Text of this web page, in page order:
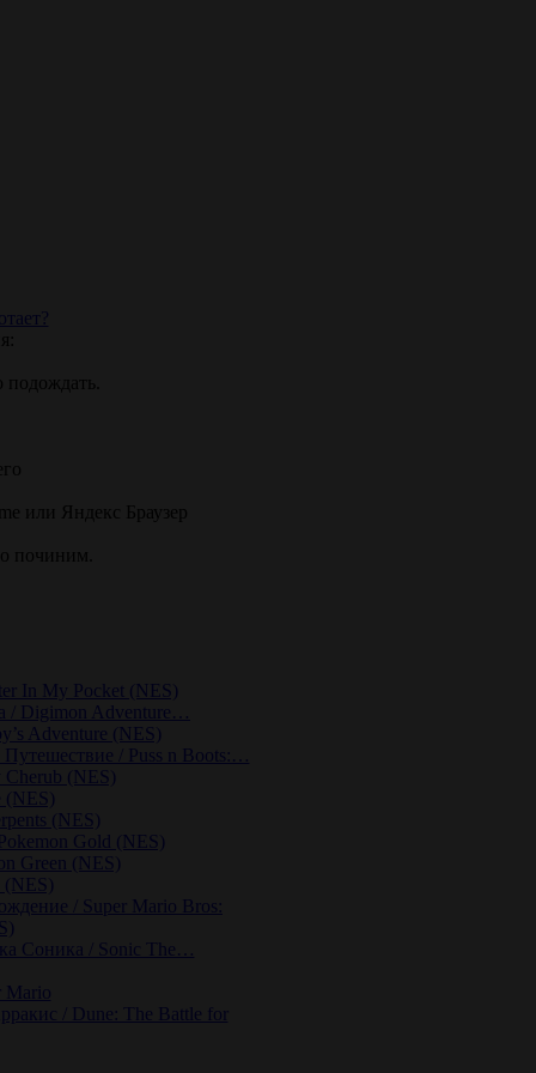
или Яндекс Браузер
починим.
In My Pocket (NES)
Digimon Adventure…
Adventure (NES)
/ Puss n Boots:…
(NES)
(NES)
(NES)
Gold (NES)
Green (NES)
(NES)
/ Super Mario Bros:
Соника / Sonic The…
Mario
/ Dune: The Battle for